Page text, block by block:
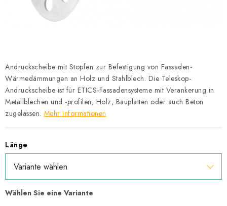
Datenschutzerklärung
Sitemap von Milpe.sk
Andruckscheibe mit Stopfen zur Befestigung von Fassaden-
Wärmedämmungen an Holz und Stahlblech. Die Teleskop-
Andruckscheibe ist für ETICS-Fassadensysteme mit Verankerung in
Metallblechen und -profilen, Holz, Bauplatten oder auch Beton
zugelassen. Mehr Informationen
Länge